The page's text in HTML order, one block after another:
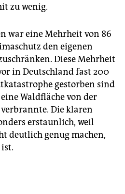
zu wenig.
war eine Mehrheit von 86
den eigenen
Diese Mehrheit
in Deutschland fast 200
gestorben sind
Waldfläche von der
verbrannte. Die klaren
erstaunlich, weil
deutlich genug machen,